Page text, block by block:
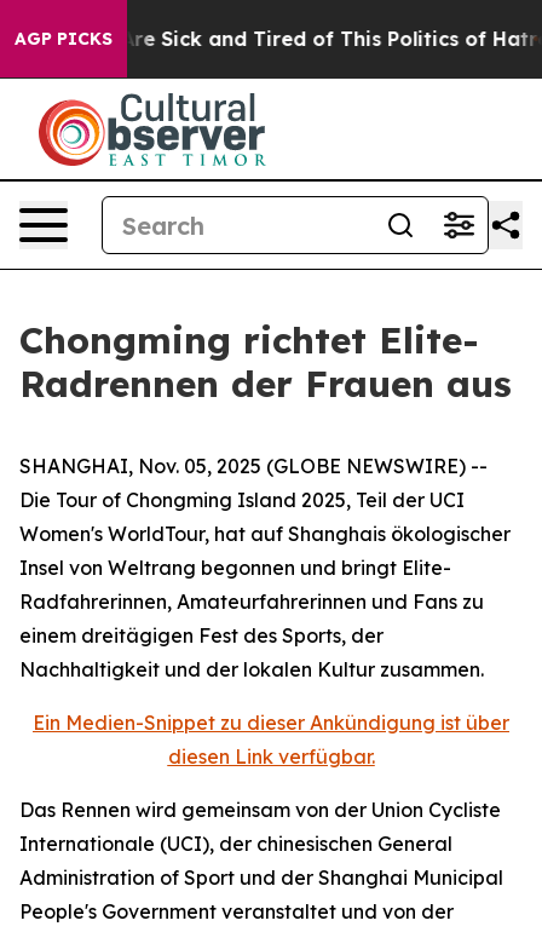
AGP PICKSAre Sick and Tired of This Politics of Hatred”
Chongming richtet Elite-
Radrennen der Frauen aus
SHANGHAI, Nov. 05, 2025 (GLOBE NEWSWIRE) --
Die Tour of Chongming Island 2025, Teil der UCI
Women's WorldTour, hat auf Shanghais ökologischer
Insel von Weltrang begonnen und bringt Elite-
Radfahrerinnen, Amateurfahrerinnen und Fans zu
einem dreitägigen Fest des Sports, der
Nachhaltigkeit und der lokalen Kultur zusammen.
Ein Medien-Snippet zu dieser Ankündigung ist über
diesen Link verfügbar.
Das Rennen wird gemeinsam von der Union Cycliste
Internationale (UCI), der chinesischen General
Administration of Sport und der Shanghai Municipal
People's Government veranstaltet und von der